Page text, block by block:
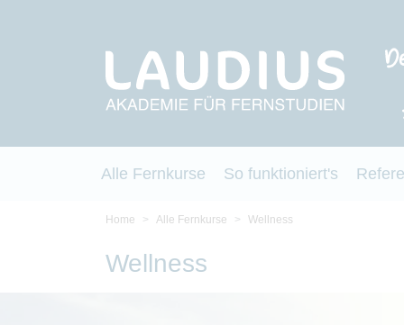
Alle Fernkurse So funktioniert's
Home Alle Fernkurse Wellness
Wellness